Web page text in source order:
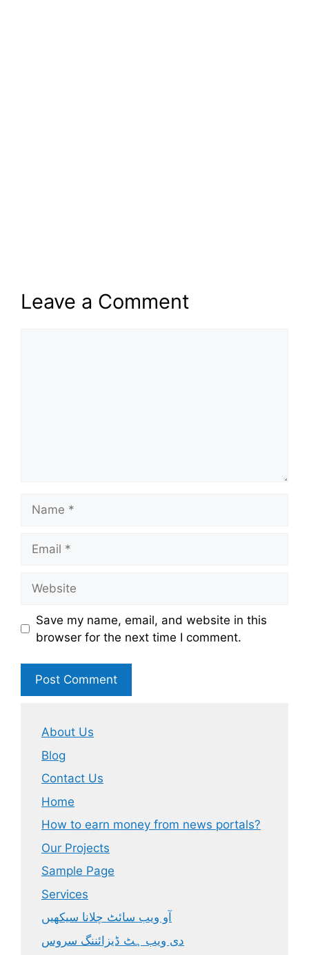
Leave a Comment
Save my name, email, and website in this
browser for the next time I comment.
About Us
Blog
Contact Us
Home
How to earn money from news portals?
Our Projects
Sample Page
Services
آو ویب سائٹ چلانا سیکھیں
دی ویب ہٹ ڈیزائننگ سروس